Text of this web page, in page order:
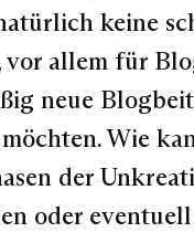
keine
allem für
neue
Wie
der
oder